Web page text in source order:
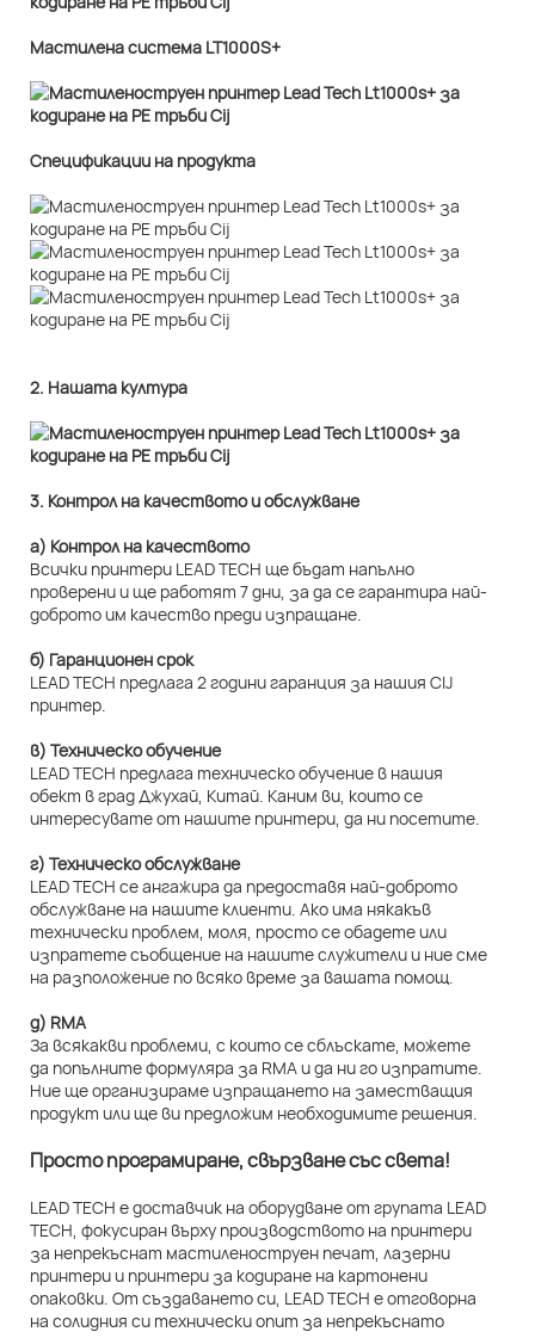
Мастилена система LT1000S+
Спецификации на продукта
2. Нашата култура
3. Контрол на качеството и обслужване
а) Контрол на качеството
Всички принтери LEAD TECH ще бъдат напълно
проверени и ще работят 7 дни, за да се гарантира най-
доброто им качество преди изпращане.
б) Гаранционен срок
LEAD TECH предлага 2 години гаранция за нашия CIJ
принтер.
в) Техническо обучение
LEAD TECH предлага техническо обучение в нашия
обект в град Джухай, Китай. Каним ви, които се
интересувате от нашите принтери, да ни посетите.
г) Техническо обслужване
LEAD TECH се ангажира да предоставя най-доброто
обслужване на нашите клиенти. Ако има някакъв
технически проблем, моля, просто се обадете или
изпратете съобщение на нашите служители и ние сме
на разположение по всяко време за вашата помощ.
д) RMA
За всякакви проблеми, с които се сблъскате, можете
да попълните формуляра за RMA и да ни го изпратите.
Ние ще организираме изпращането на заместващия
продукт или ще ви предложим необходимите решения.
Просто програмиране, свързване със света!
LEAD TECH е доставчик на оборудване от групата LEAD
TECH, фокусиран върху производството на принтери
за непрекъснат мастиленоструен печат, лазерни
принтери и принтери за кодиране на картонени
опаковки. От създаването си, LEAD TECH е отговорна
на солидния си технически опит за непрекъснато